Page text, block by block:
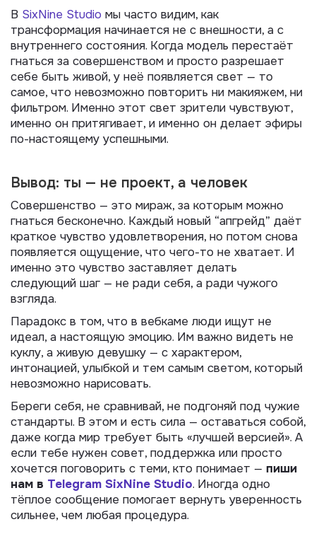
В SixNine Studio мы часто видим, как
трансформация начинается не с внешности, а с
внутреннего состояния. Когда модель перестаёт
гнаться за совершенством и просто разрешает
себе быть живой, у неё появляется свет — то
самое, что невозможно повторить ни макияжем, ни
фильтром. Именно этот свет зрители чувствуют,
именно он притягивает, и именно он делает эфиры
по-настоящему успешными.
Вывод: ты — не проект, а человек
Совершенство — это мираж, за которым можно
гнаться бесконечно. Каждый новый “апгрейд” даёт
краткое чувство удовлетворения, но потом снова
появляется ощущение, что чего-то не хватает. И
именно это чувство заставляет делать
следующий шаг — не ради себя, а ради чужого
взгляда.
Парадокс в том, что в вебкаме люди ищут не
идеал, а настоящую эмоцию. Им важно видеть не
куклу, а живую девушку — с характером,
интонацией, улыбкой и тем самым светом, который
невозможно нарисовать.
Береги себя, не сравнивай, не подгоняй под чужие
стандарты. В этом и есть сила — оставаться собой,
даже когда мир требует быть «лучшей версией». А
если тебе нужен совет, поддержка или просто
хочется поговорить с теми, кто понимает — пиши
нам в Telegram SixNine Studio. Иногда одно
тёплое сообщение помогает вернуть уверенность
сильнее, чем любая процедура.